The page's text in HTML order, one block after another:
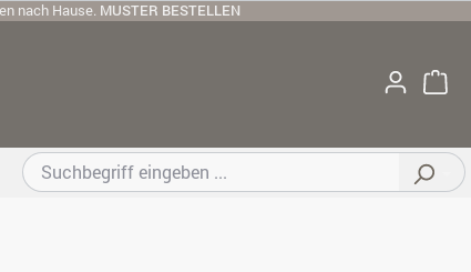
nach Hause. MUSTER BESTELLEN